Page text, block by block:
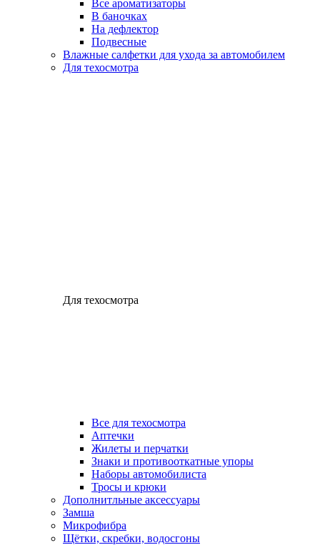
Все ароматизаторы
В баночках
На дефлектор
Подвесные
Влажные салфетки для ухода за автомобилем
Для техосмотра
Для техосмотра
Все для техосмотра
Аптечки
Жилеты и перчатки
Знаки и противооткатные упоры
Наборы автомобилиста
Тросы и крюки
Дополнитльные аксессуары
Замша
Микрофибра
Щётки, скребки, водосгоны